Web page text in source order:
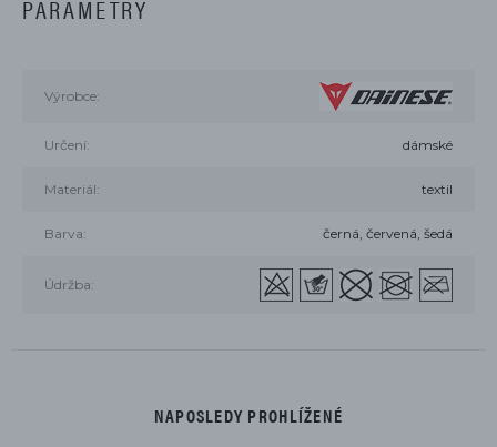
PARAMETRY
Výrobce:
Určení: dámské
Materiál: textil
Barva: černá, červená, šedá
Údržba:
NAPOSLEDY PROHLÍŽENÉ